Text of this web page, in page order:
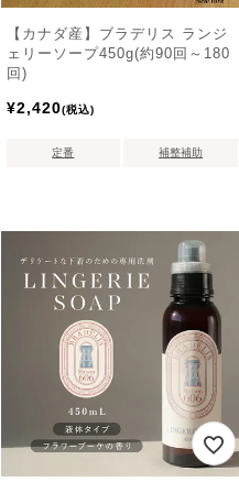
【カナダ産】ブラデリス ランジ
ェリーソープ450g(約90回～180
回)
¥2,420 税込
定番 補整補助